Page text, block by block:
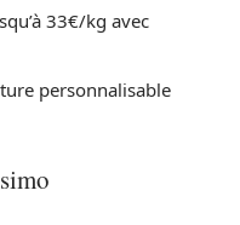
33€/kg avec
personnalisable